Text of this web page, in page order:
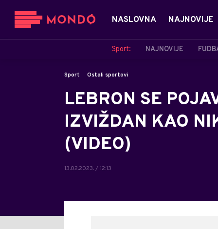
NASLOVNA NAJNOVIJE
Sport: NAJNOVIJE
Sport Ostali sportovi
LEBRON SE
IZVIŽDAN KAO
(VIDEO)
13.02.2023. / 12:13